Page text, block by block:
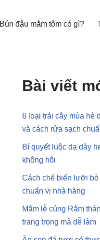
Bún đậu mắm tôm có gì?
Bài viết
6 loại trái cây mùa hè
và cách rửa sạch
Bí quyết luộc dạ dày
không hôi
Cách chế biến lưỡi bò
chuẩn vị nhà hàng
Mâm lễ cúng Rằm
trang trọng mà dễ làm